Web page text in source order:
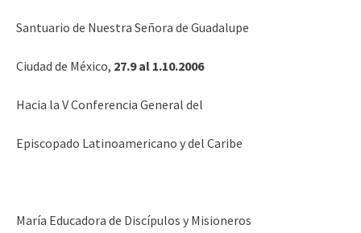
Santuario de Nuestra Señora de Guadalupe
Ciudad de México, 27.9 al 1.10.2006
Hacia la V Conferencia General del
Episcopado Latinoamericano y del Caribe
María Educadora de Discípulos y Misioneros